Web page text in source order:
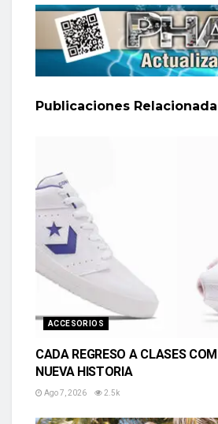
Publicaciones
ACCESORIOS
CADA REGRESO A CLASES
NUEVA HISTORIA
Ago 7, 2026 2.5k